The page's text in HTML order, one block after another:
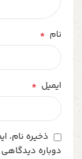
نام *
ایمیل *
ذخیره نام،
دوباره